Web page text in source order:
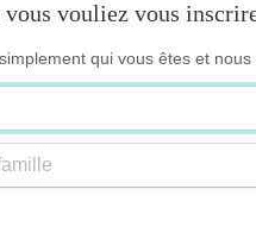
vous vouliez vous
qui vous êtes et